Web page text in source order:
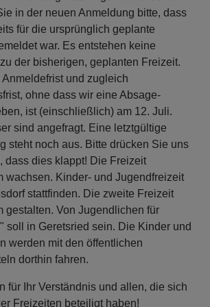
in der neuen Anmeldung bitte, dass
für die ursprünglich geplante
war. Es entstehen keine
der bisherigen, geplanten Freizeit.
Anmeldefrist und zugleich
ohne dass wir eine Absage-
ist (einschließlich) am 12. Juli.
sind angefragt. Eine letztgültige
steht noch aus. Bitte drücken Sie uns
dass dies klappt! Die Freizeit
wachsen. Kinder- und Jugendfreizeit
stattfinden. Die zweite Freizeit
gestalten. Von Jugendlichen für
soll in Geretsried sein. Die Kinder und
werden mit den öffentlichen
dorthin fahren.
für Ihr Verständnis und allen, die sich
Freizeiten beteiligt haben!